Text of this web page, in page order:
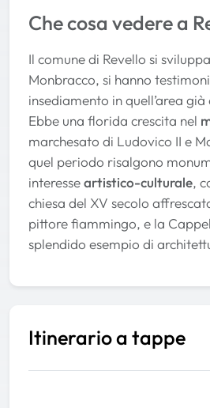
Che cosa vedere a
Il comune di Revello si
Monbracco, si hanno
insediamento in quell’area già
Ebbe una florida crescita nel
marchesato di Ludovico II e
quel periodo risalgono
interesseartistico-culturale,
chiesa del XV secolo
pittore fiammingo, e la
splendido esempio di
Itinerario a tappe